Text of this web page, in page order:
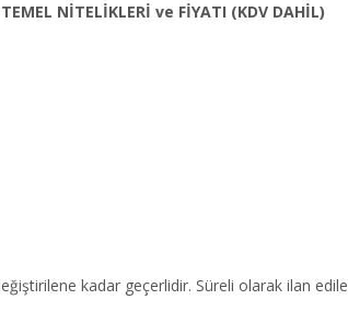
NİTELİKLERİ ve FİYATI (KDV DAHİL)
kadar geçerlidir. Süreli olarak ilan